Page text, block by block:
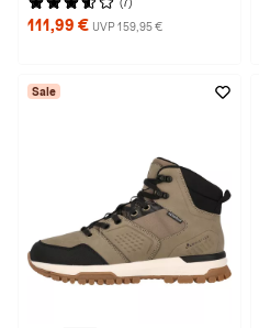
111,99 € UVP 159,95 €
Sale